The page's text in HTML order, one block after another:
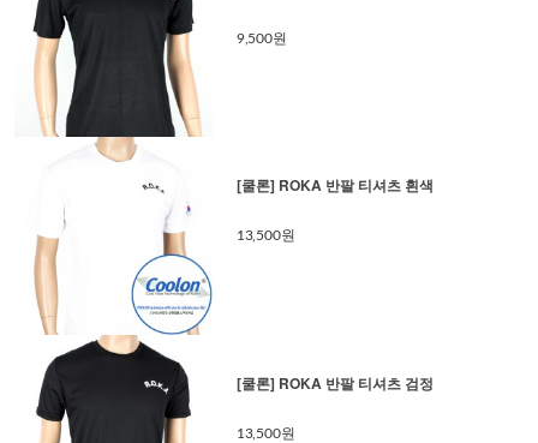
9,500원
[쿨론] ROKA 반팔 티셔츠 흰색
13,500원
[쿨론] ROKA 반팔 티셔츠 검정
13,500원